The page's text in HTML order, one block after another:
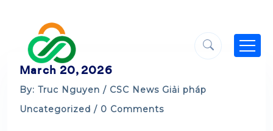
March 20, 2026
By: Truc Nguyen / CSC News Giải pháp
Uncategorized / 0 Comments